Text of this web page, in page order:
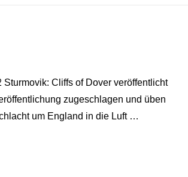
Cliffs of Dover veröffentlicht
zugeschlagen und üben
um England in die Luft …